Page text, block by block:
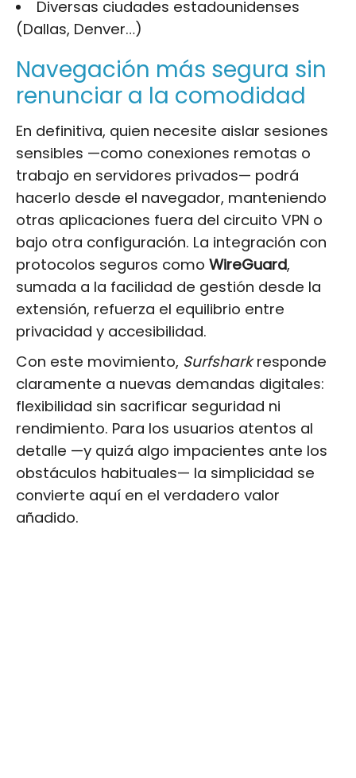
Diversas ciudades estadounidenses
(Dallas, Denver…)
Navegación más segura sin
renunciar a la comodidad
En definitiva, quien necesite aislar sesiones
sensibles —como conexiones remotas o
trabajo en servidores privados— podrá
hacerlo desde el navegador, manteniendo
otras aplicaciones fuera del circuito VPN o
bajo otra configuración. La integración con
protocolos seguros como WireGuard,
sumada a la facilidad de gestión desde la
extensión, refuerza el equilibrio entre
privacidad y accesibilidad.
Con este movimiento, Surfsharkresponde
claramente a nuevas demandas digitales:
flexibilidad sin sacrificar seguridad ni
rendimiento. Para los usuarios atentos al
detalle —y quizá algo impacientes ante los
obstáculos habituales— la simplicidad se
convierte aquí en el verdadero valor
añadido.